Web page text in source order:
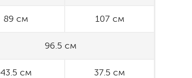
89 см 107 см
96.5 см
43.5 см 37.5 см